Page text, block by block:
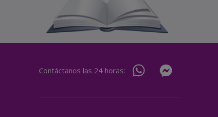
Contáctanos las 24 horas: